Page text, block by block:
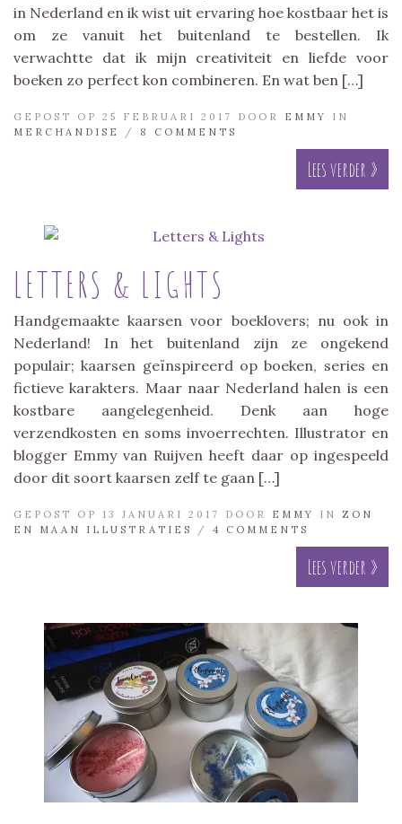
in Nederland en ik wist uit ervaring hoe kostbaar het is
om ze vanuit het buitenland te bestellen. Ik
verwachtte dat ik mijn creativiteit en liefde voor
boeken zo perfect kon combineren. En wat ben […]
GEPOST OP 25 FEBRUARI 2017 DOOR EMMY
IN
MERCHANDISE
/ 8 COMMENTS
Lees verder »
LETTERS & LIGHTS
Handgemaakte kaarsen voor boeklovers; nu ook in
Nederland! In het buitenland zijn ze ongekend
populair; kaarsen geïnspireerd op boeken, series en
fictieve karakters. Maar naar Nederland halen is een
kostbare aangelegenheid. Denk aan hoge
verzendkosten en soms invoerrechten. Illustrator en
blogger Emmy van Ruijven heeft daar op ingespeeld
door dit soort kaarsen zelf te gaan […]
GEPOST OP 13 JANUARI 2017 DOOR EMMY IN ZON
EN MAAN ILLUSTRATIES
/ 4 COMMENTS
Lees verder »